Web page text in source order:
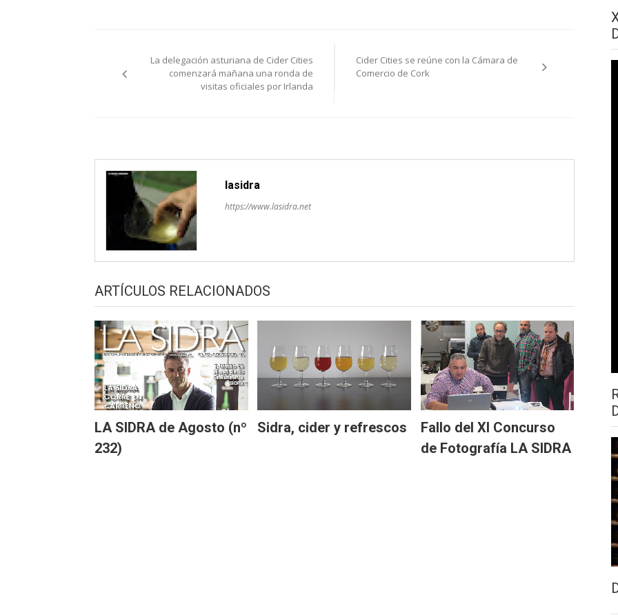
de
La delegación asturiana de Cider Cities
comenzará mañana una ronda de
visitas oficiales por Irlanda
Cider Cities se reúne con la Cámara de
Comercio de Cork
lasidra
https://www.lasidra.net
ARTÍCULOS RELACIONADOS
LA SIDRA de Agosto (nº
232)
Sidra, cider y refrescos
Fallo del XI Concurso
de Fotografía LA SIDRA